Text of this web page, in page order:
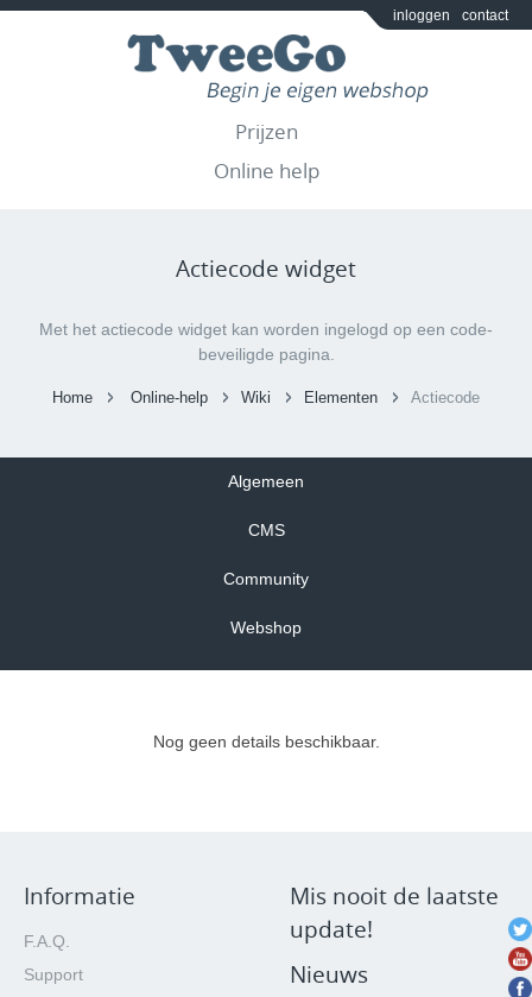
inloggen contact
Prijzen
Online help
Actiecode widget
Met het actiecode widget kan worden ingelogd op een code-
beveiligde pagina.
Home Online-help Wiki Elementen Actiecode
Algemeen
CMS
Community
Webshop
Nog geen details beschikbaar.
Informatie
F.A.Q.
Support
Mis nooit de laatste
update!
Nieuws